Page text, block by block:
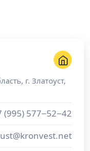
, г. Златоуст,
(995) 577−52−42